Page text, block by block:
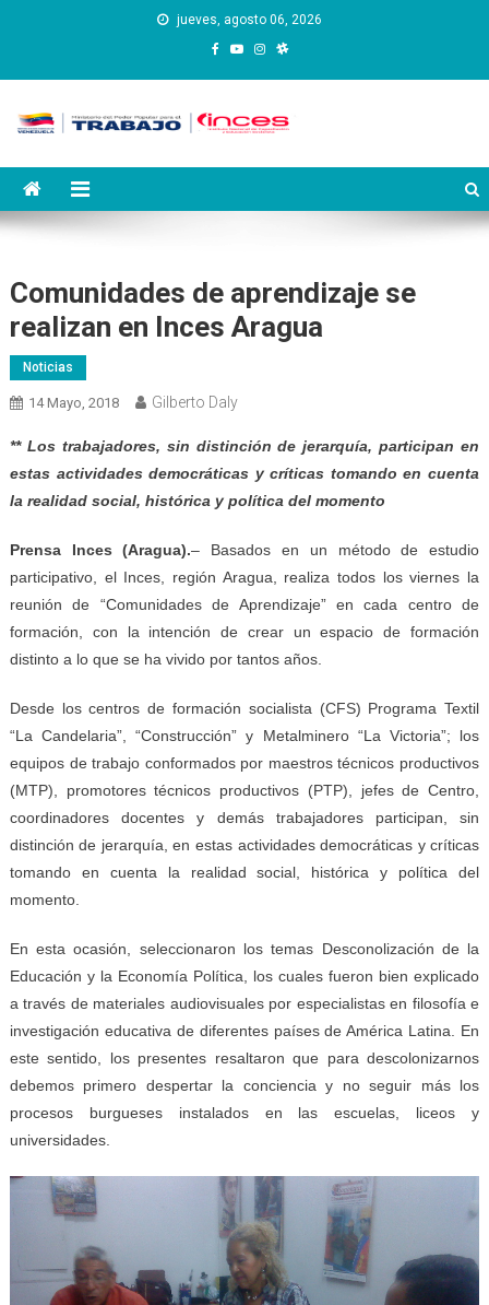
jueves, agosto 06, 2026
Instituto Nacional de
Capacitación y Educación
Comunidades de aprendizaje se
realizan en Inces Aragua
Noticias
14 Mayo, 2018 Gilberto Daly
** Los trabajadores, sin distinción de jerarquía, participan en
estas actividades democráticas y críticas tomando en cuenta
la realidad social, histórica y política del momento
Prensa Inces(Aragua).– Basados en un método de estudio
participativo, el Inces, región Aragua, realiza todos los viernes la
reunión de “Comunidades de Aprendizaje” en cada centro de
formación, con la intención de crear un espacio de formación
distinto a lo que se ha vivido por tantos años.
Desde los centros de formación socialista (CFS) Programa Textil
“La Candelaria”, “Construcción” y Metalminero “La Victoria”; los
equipos de trabajo conformados por maestros técnicos productivos
(MTP), promotores técnicos productivos (PTP), jefes de Centro,
coordinadores docentes y demás trabajadores participan, sin
distinción de jerarquía, en estas actividades democráticas y críticas
tomando en cuenta la realidad social, histórica y política del
momento.
En esta ocasión, seleccionaron los temas Desconolización de la
Educación y la Economía Política, los cuales fueron bien explicado
a través de materiales audiovisuales por especialistas en filosofía e
investigación educativa de diferentes países de América Latina. En
este sentido, los presentes resaltaron que para descolonizarnos
debemos primero despertar la conciencia y no seguir más los
procesos burgueses instalados en las escuelas, liceos y
universidades.